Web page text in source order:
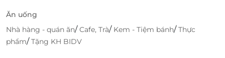
Ăn uống
Nhà hàng - quán ăn/Cafe, Trà/ Kem - Tiệm bánh/Thực
phẩm/Tặng KH BIDV